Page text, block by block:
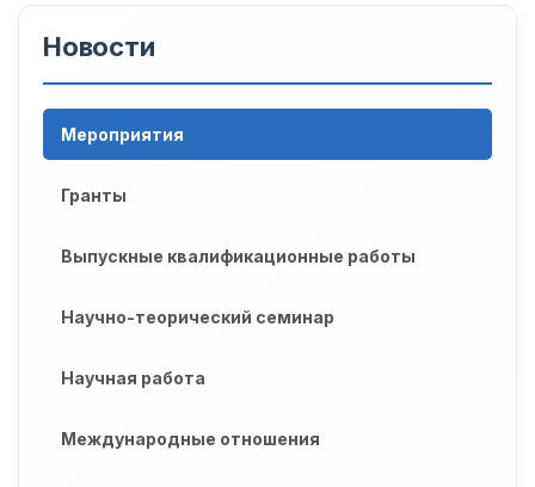
Новости
Мероприятия
Гранты
Выпускные квалификационные работы
Научно-теорический семинар
Научная работа
Международные отношения